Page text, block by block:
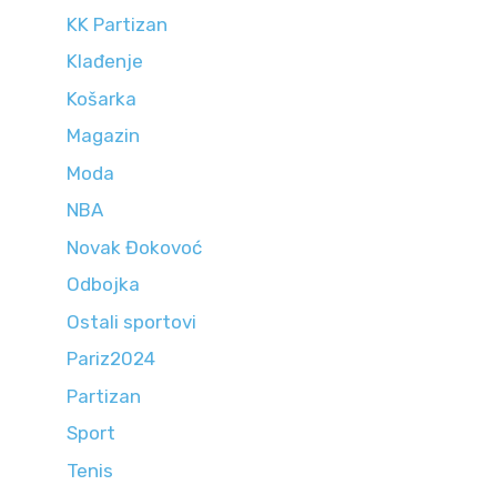
KK Partizan
Klađenje
Košarka
Magazin
Moda
NBA
Novak Đokovoć
Odbojka
Ostali sportovi
Pariz2024
Partizan
Sport
Tenis